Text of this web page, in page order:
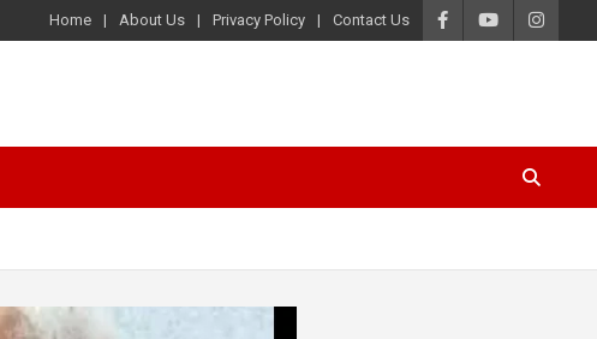
Home About Us Privacy Policy Contact Us